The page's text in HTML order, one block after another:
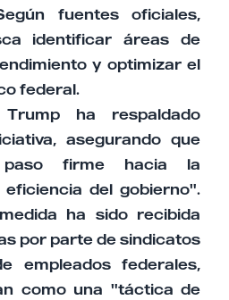
fuentes oficiales,
identificar áreas de
y optimizar el
federal.
ha respaldado
asegurando que
firme hacia la
del gobierno".
ha sido recibida
por parte de sindicatos
empleados federales,
como una "táctica de